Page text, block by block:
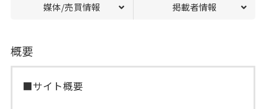
媒体/売買情報 掲載者情報
概要
■サイト概要